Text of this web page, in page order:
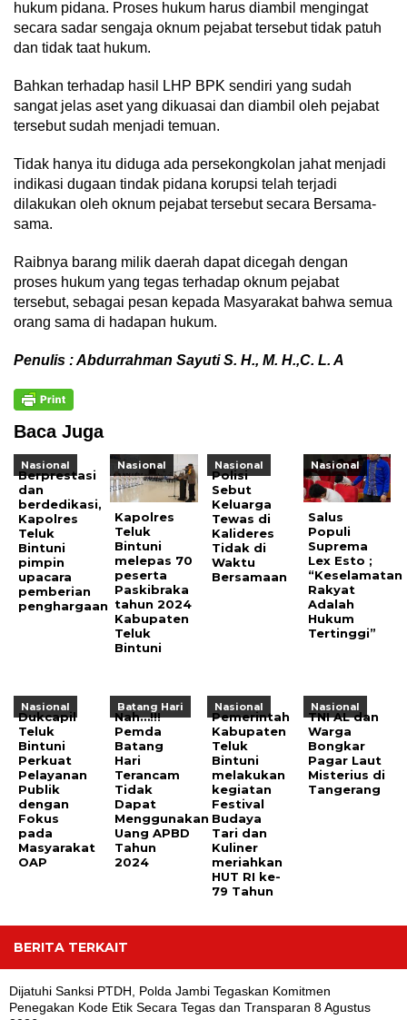
hukum pidana. Proses hukum harus diambil mengingat
secara sadar sengaja oknum pejabat tersebut tidak patuh
dan tidak taat hukum.
Bahkan terhadap hasil LHP BPK sendiri yang sudah
sangat jelas aset yang dikuasai dan diambil oleh pejabat
tersebut sudah menjadi temuan.
Tidak hanya itu diduga ada persekongkolan jahat menjadi
indikasi dugaan tindak pidana korupsi telah terjadi
dilakukan oleh oknum pejabat tersebut secara Bersama-
sama.
Raibnya barang milik daerah dapat dicegah dengan
proses hukum yang tegas terhadap oknum pejabat
tersebut, sebagai pesan kepada Masyarakat bahwa semua
orang sama di hadapan hukum.
Penulis : Abdurrahman Sayuti S. H., M. H.,C. L. A
Baca Juga
Nasional
Berprestasi
dan
berdedikasi,
Kapolres
Teluk
Bintuni
pimpin
upacara
pemberian
penghargaan
Nasional
Kapolres
Teluk
Bintuni
melepas 70
peserta
Paskibraka
tahun 2024
Kabupaten
Teluk
Bintuni
Nasional
Polisi
Sebut
Keluarga
Tewas di
Kalideres
Tidak di
Waktu
Bersamaan
Nasional
Salus
Populi
Suprema
Lex Esto ;
“Keselamatan
Rakyat
Adalah
Hukum
Tertinggi”
Nasional
Dukcapil
Teluk
Bintuni
Perkuat
Pelayanan
Publik
dengan
Fokus
pada
Masyarakat
OAP
Batang Hari
Nah…!!!
Pemda
Batang
Hari
Terancam
Tidak
Dapat
Menggunakan
Uang APBD
Tahun
2024
Nasional
Pemerintah
Kabupaten
Teluk
Bintuni
melakukan
kegiatan
Festival
Budaya
Tari dan
Kuliner
meriahkan
HUT RI ke-
79 Tahun
Nasional
TNI AL dan
Warga
Bongkar
Pagar Laut
Misterius di
Tangerang
BERITA TERKAIT
Dijatuhi Sanksi PTDH, Polda Jambi Tegaskan Komitmen
Penegakan Kode Etik Secara Tegas dan Transparan 8 Agustus